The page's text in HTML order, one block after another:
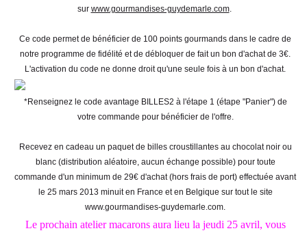
sur www.gourmandises-guydemarle.com.
Ce code permet de bénéficier de 100 points gourmands dans le cadre de
notre programme de fidélité et de débloquer de fait un bon d'achat de 3€.
L'activation du code ne donne droit qu'une seule fois à un bon d'achat.
*Renseignez le code avantage BILLES2 à l'étape 1 (étape "Panier") de
votre commande pour bénéficier de l'offre.
Recevez en cadeau un paquet de billes croustillantes au chocolat noir ou
blanc (distribution aléatoire, aucun échange possible) pour toute
commande d'un minimum de 29€ d'achat (hors frais de port) effectuée avant
le 25 mars 2013 minuit en France et en Belgique sur tout le site
www.gourmandises-guydemarle.com.
Le prochain atelier macarons aura lieu la jeudi 25 avril, vous